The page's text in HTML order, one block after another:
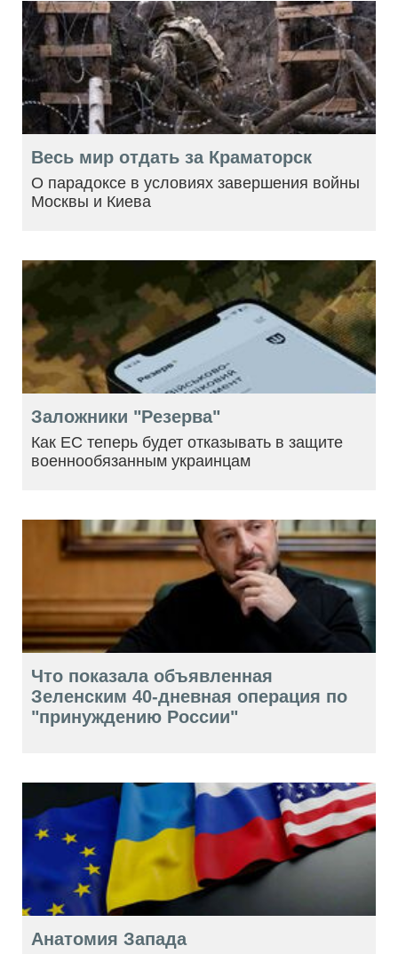
Весь мир отдать за Краматорск
О парадоксе в условиях завершения войны
Москвы и Киева
Заложники "Резерва"
Как ЕС теперь будет отказывать в защите
военнообязанным украинцам
Что показала объявленная
Зеленским 40-дневная операция по
"принуждению России"
Анатомия Запада